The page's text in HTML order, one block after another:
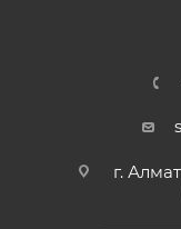
г.